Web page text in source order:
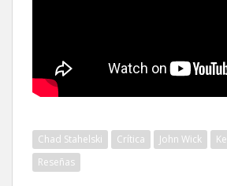
Chad Stahelski Crítica John Wick
Reseñas